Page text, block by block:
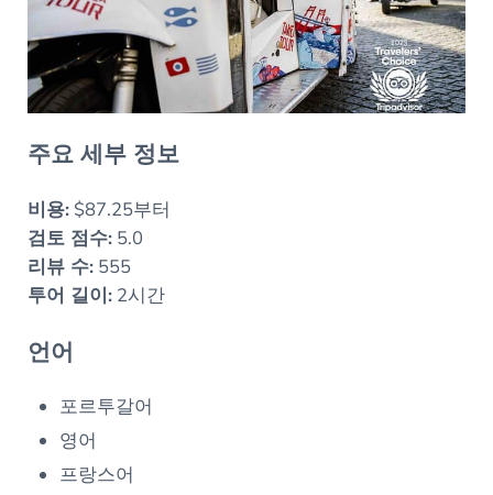
주요 세부 정보
비용:$87.25부터
검토 점수:5.0
리뷰 수:555
투어 길이:2시간
언어
포르투갈어
영어
프랑스어